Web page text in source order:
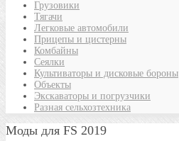
Грузовики
Тягачи
Легковые автомобили
Прицепы и цистерны
Комбайны
Сеялки
Культиваторы и дисковые бороны
Объекты
Экскаваторы и погрузчики
Разная сельхозтехника
Моды для FS 2019